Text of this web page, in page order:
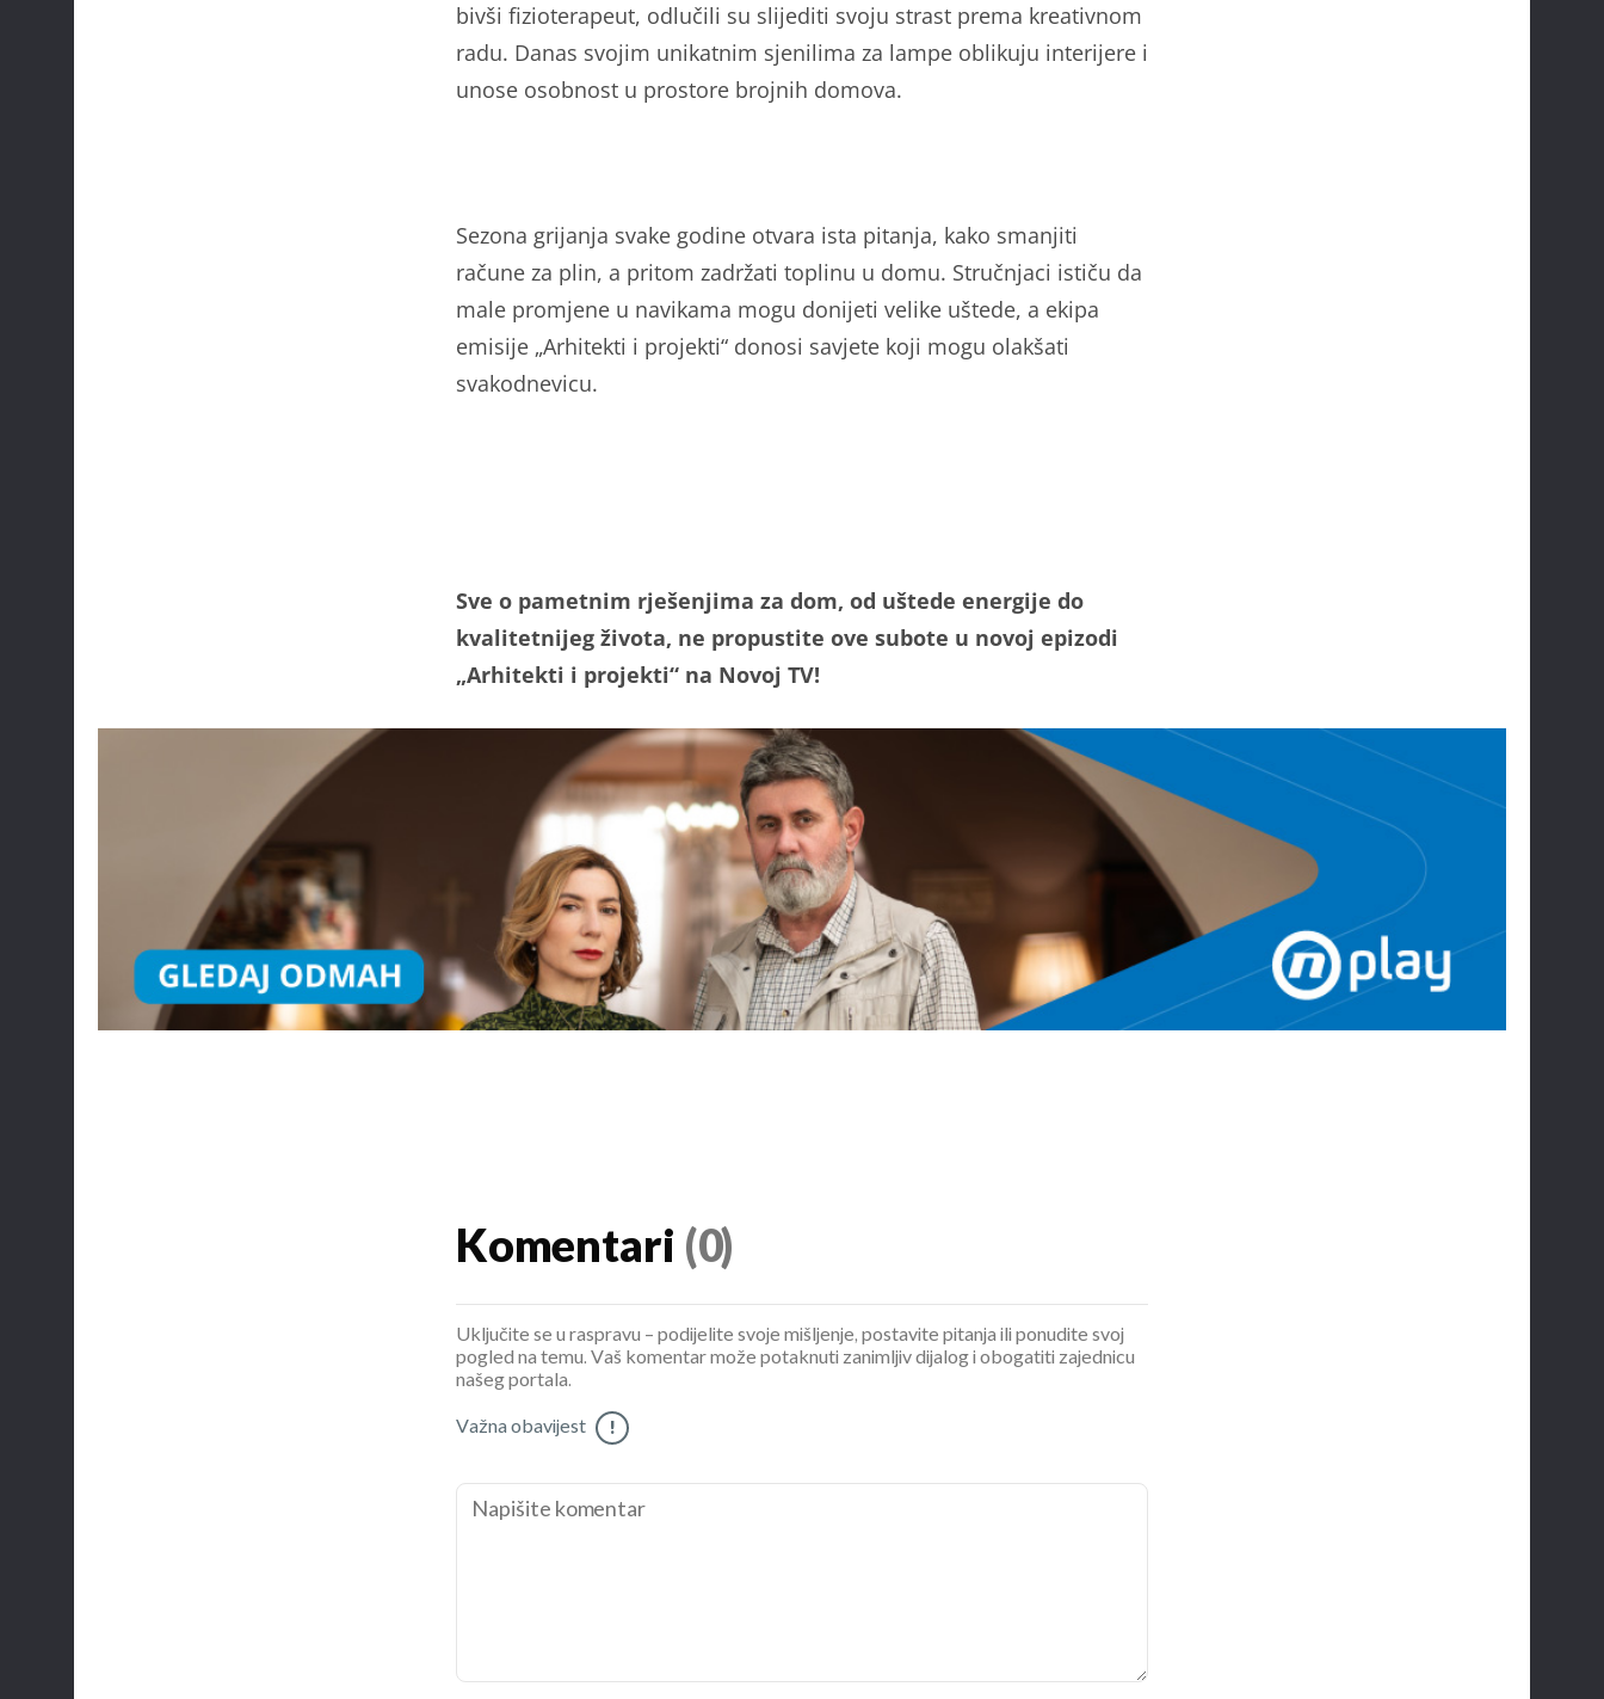
bivši fizioterapeut, odlučili su slijediti svoju strast prema kreativnom
radu. Danas svojim unikatnim sjenilima za lampe oblikuju interijere i
unose osobnost u prostore brojnih domova.
Sezona grijanja svake godine otvara ista pitanja, kako smanjiti
račune za plin, a pritom zadržati toplinu u domu. Stručnjaci ističu da
male promjene u navikama mogu donijeti velike uštede, a ekipa
emisije „Arhitekti i projekti“ donosi savjete koji mogu olakšati
svakodnevicu.
Sve o pametnim rješenjima za dom, od uštede energije do
kvalitetnijeg života, ne propustite ove subote u novoj epizodi
„Arhitekti i projekti“ na Novoj TV!
Komentari (0)
Uključite se u raspravu – podijelite svoje mišljenje, postavite pitanja ili ponudite svoj
pogled na temu. Vaš komentar može potaknuti zanimljiv dijalog i obogatiti zajednicu
našeg portala.
Važna obavijest !